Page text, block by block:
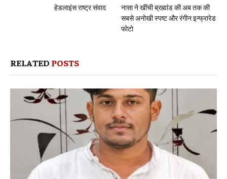
हेडलाइंस राष्ट्र संवाद
नासा ने खींची ब्रह्मांड की अब तक की
सबसे अनोखी स्पष्ट और रंगीन इन्फ्रारेड
फोटो
RELATED POSTS